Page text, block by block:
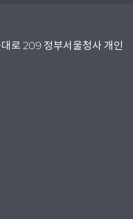
로 209 정부서울청사 개인